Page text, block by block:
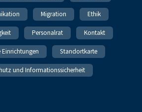
Migration Ethik
Personalrat Kontakt
Einrichtungen Standortkarte
und Informationssicherheit